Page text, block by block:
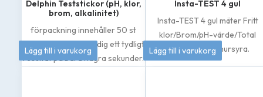
Delphin Teststickor (pH, klor,
brom, alkalinitet)
förpackning innehåller 50 st
teststickor som ger dig ett tydligt
resultat på bara några sekunder.
79kr
Lägg till i varukorg
Insta-TEST 4 gul
Insta-TEST 4 gul mäter Fritt
klor/Brom/pH-värde/Total
alkalinitet/Cyanursyra.
185kr
Lägg till i varukorg